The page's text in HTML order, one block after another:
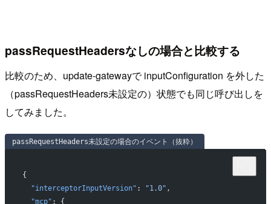
passRequestHeadersなしの場合と比較する
比較のため、update-gatewayで inputConfiguration を外した
（passRequestHeaders未設定の）状態でも同じ呼び出しを
してみました。
passRequestHeaders未設定の場合のイベント（抜粋）
{
  "interceptorInputVersion"
: "1.0" ,
  "mcp"
: {